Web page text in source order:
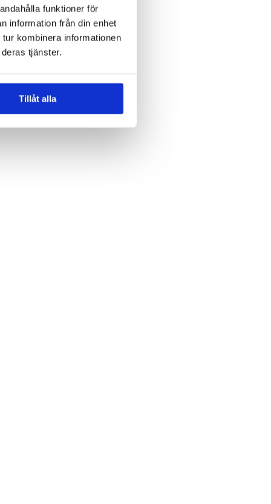
funktioner för
information från din enhet
kombinera informationen
tjänster.
Tillåt alla